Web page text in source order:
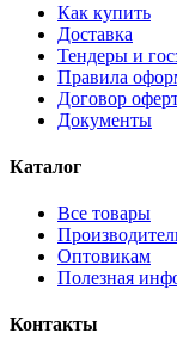
Как купить
Доставка
Тендеры и
Правила
Договор
Документы
Каталог
Все товары
Оптовикам
Полезная
Контакты